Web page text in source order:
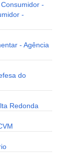
-
-
- Agência
do
Redonda